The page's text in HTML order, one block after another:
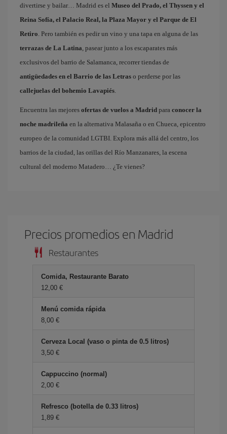
divertirse y bailar… Madrid es el Museo del Prado, el Thyssen y el
Reina Sofía, el Palacio Real, la Plaza Mayor y el Parque de El
Retiro. Pero también es pedir un vino y una tapa en alguna de las
terrazas de La Latina, pasear junto a los escaparates más
exclusivos del barrio de Salamanca, recorrer tiendas de
antigüedades en el Barrio de las Letras o perderse por las
callejuelas del bohemio Lavapiés.
Encuentra las mejores ofertas de vuelos a Madrid para conocer la
noche madrileña en la alternativa Malasaña o en Chueca, epicentro
europeo de la comunidad LGTBI. Explora más allá del centro, los
barrios de la ciudad, las orillas del Río Manzanares, la escena
cultural del moderno Matadero… ¿Te vienes?
Precios promedios en Madrid
Restaurantes
Comida, Restaurante Barato
12,00 €
Menú comida rápida
8,00 €
Cerveza Local (vaso o pinta de 0.5 litros)
3,50 €
Cappuccino (normal)
2,00 €
Refresco (botella de 0.33 litros)
1,89 €